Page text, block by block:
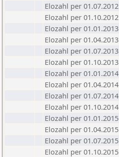
Elozahl per 01.07.2012
Elozahl per 01.10.2012
Elozahl per 01.01.2013
Elozahl per 01.04.2013
Elozahl per 01.07.2013
Elozahl per 01.10.2013
Elozahl per 01.01.2014
Elozahl per 01.04.2014
Elozahl per 01.07.2014
Elozahl per 01.10.2014
Elozahl per 01.01.2015
Elozahl per 01.04.2015
Elozahl per 01.07.2015
Elozahl per 01.10.2015